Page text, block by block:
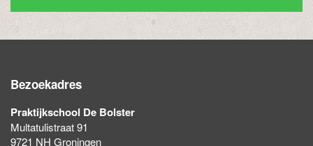
Bezoekadres
Praktijkschool De Bolster
Multatulistraat 91
9721 NH Groningen